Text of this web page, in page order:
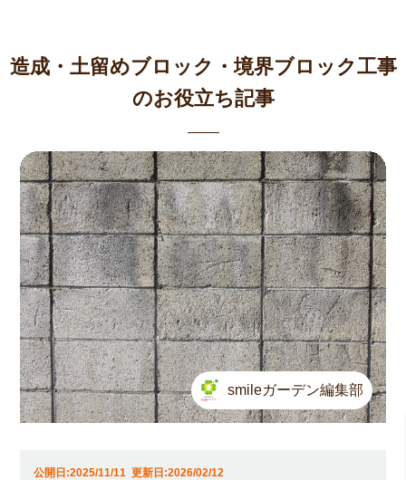
造成・土留めブロック・境界ブロック工事
のお役立ち記事
smileガーデン編集部
公開日:2025/11/11 更新日:2026/02/12